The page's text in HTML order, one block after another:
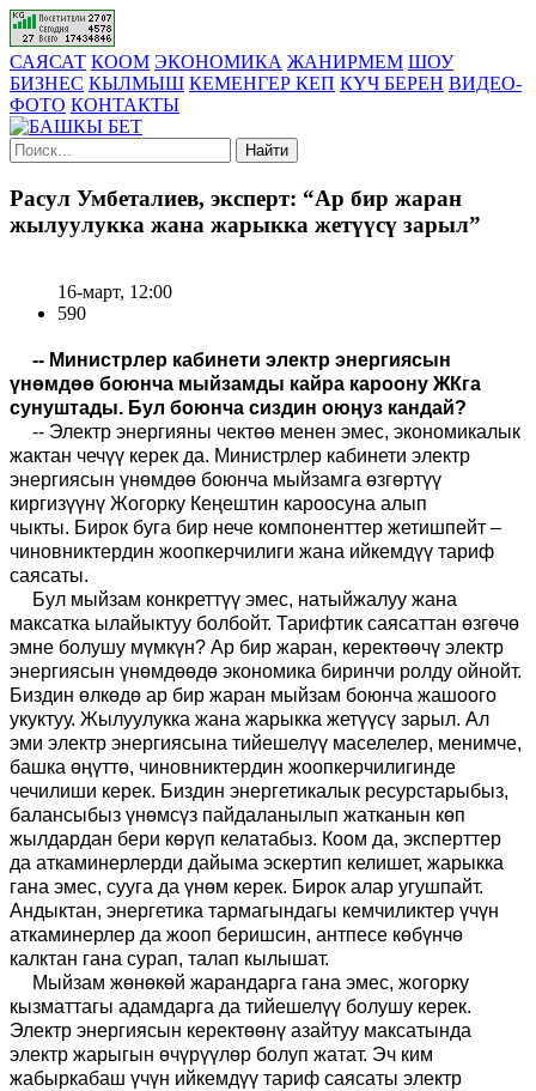
САЯСАТ КООМ ЭКОНОМИКА ЖАНИРМЕМ ШОУ
БИЗНЕС КЫЛМЫШ КЕМЕНГЕР КЕП КҮЧ БЕРЕН ВИДЕО-
ФОТО КОНТАКТЫ
Найти
Расул Умбеталиев, эксперт: “Ар бир жаран
жылуулукка жана жарыкка жетүүсү зарыл”
16-март, 12:00
590
-- Министрлер кабинети электр энергиясын
үнөмдөө боюнча мыйзамды кайра кароону ЖКга
сунуштады. Бул боюнча сиздин оюңуз кандай?
-- Электр энергияны чектөө менен эмес, экономикалык
жактан чечүү керек да. Министрлер кабинети электр
энергиясын үнөмдөө боюнча мыйзамга өзгөртүү
киргизүүнү Жогорку Кеңештин кароосуна алып
чыкты. Бирок буга бир нече компоненттер жетишпейт –
чиновниктердин жоопкерчилиги жана ийкемдүү тариф
саясаты.
Бул мыйзам конкреттүү эмес, натыйжалуу жана
максатка ылайыктуу болбойт. Тарифтик саясаттан өзгөчө
эмне болушу мүмкүн? Ар бир жаран, керектөөчү электр
энергиясын үнөмдөөдө экономика биринчи ролду ойнойт.
Биздин өлкөдө ар бир жаран мыйзам боюнча жашоого
укуктуу. Жылуулукка жана жарыкка жетүүсү зарыл. Ал
эми электр энергиясына тийешелүү маселелер, менимче,
башка өңүттө, чиновниктердин жоопкерчилигинде
чечилиши керек. Биздин энергетикалык ресурстарыбыз,
балансыбыз үнөмсүз пайдаланылып жатканын көп
жылдардан бери көрүп келатабыз. Коом да, эксперттер
да аткаминерлерди дайыма эскертип келишет, жарыкка
гана эмес, сууга да үнөм керек. Бирок алар угушпайт.
Андыктан, энергетика тармагындагы кемчиликтер үчүн
аткаминерлер да жооп беришсин, антпесе көбүнчө
калктан гана сурап, талап кылышат.
Мыйзам жөнөкөй жарандарга гана эмес, жогорку
кызматтагы адамдарга да тийешелүү болушу керек.
Электр энергиясын керектөөнү азайтуу максатында
электр жарыгын өчүрүүлөр болуп жатат. Эч ким
жабыркабаш үчүн ийкемдүү тариф саясаты электр